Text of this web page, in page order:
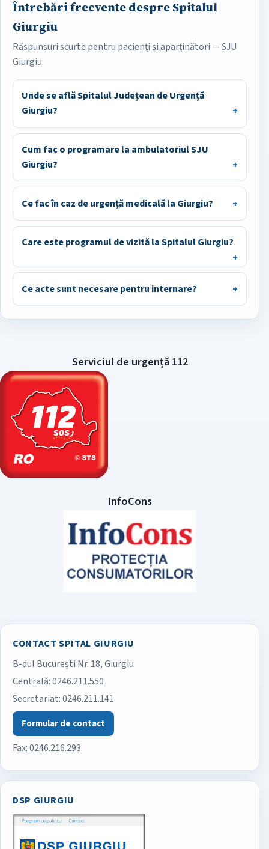
Întrebări frecvente despre Spitalul
Giurgiu
Răspunsuri scurte pentru pacienți și aparținători — SJU
Giurgiu.
Unde se află Spitalul Județean de Urgență
Giurgiu?
Cum fac o programare la ambulatoriul SJU
Giurgiu?
Ce fac în caz de urgență medicală la Giurgiu?
Care este programul de vizită la Spitalul Giurgiu?
Ce acte sunt necesare pentru internare?
Serviciul de urgență 112
InfoCons
CONTACT SPITAL GIURGIU
Spitalul Județean de Urgență Giurgiu
B-dul București Nr. 18, Giurgiu
Centrală:0246.211.550
Secretariat:0246.211.141
Formular de contact
Fax: 0246.216.293
DSP GIURGIU